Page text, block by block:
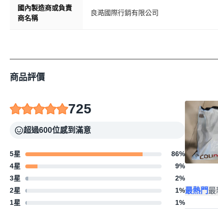
國內製造商或負責
商名稱
良澔國際行銷有限公司
商品評價
725
超過600位感到滿意
5星 86%
4星
9%
3星
2%
2星
1%
1星
1%
最熱門最